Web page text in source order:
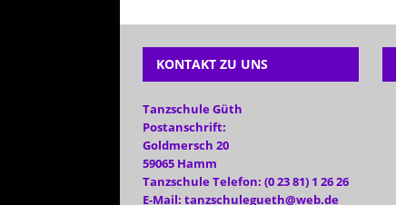
KONTAKT ZU UNS
Tanzschule Güth
Postanschrift:
Goldmersch 20
59065 Hamm
Tanzschule Telefon: (0 23 81) 1 26 26
E-Mail: tanzschulegueth@web.de